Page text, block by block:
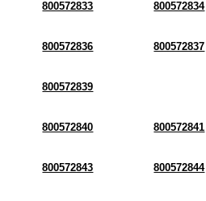
800572833 800572834
800572836 800572837
800572839
800572840 800572841
800572843 800572844